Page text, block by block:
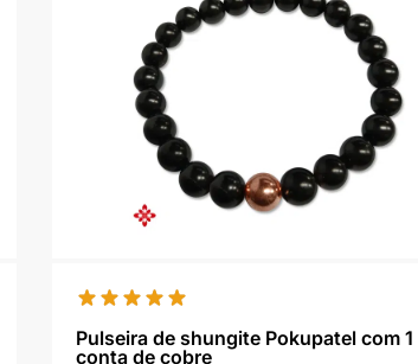
Pulseira de shungite Pokupatel com 1
conta de cobre